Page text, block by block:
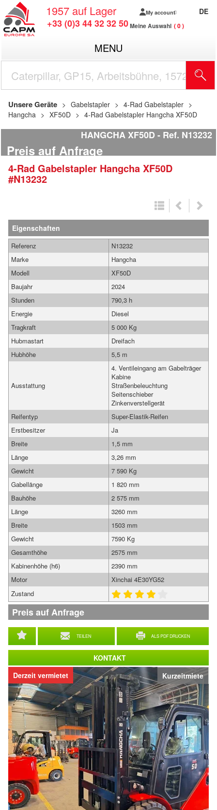
1957 auf Lager
+33 (0)3 44 32 32 50
My account
Meine Auswahl 0
DE
MENU
Unsere Geräte Gabelstapler
4-Rad Gabelstapler
Hangcha
XF50D 4-Rad Gabelstapler Hangcha XF50D
HANGCHA XF50D Ref. N13232
Preis auf Anfrage
4-Rad Gabelstapler Hangcha XF50D
#N13232
Kurzeitmiete
Derzeit vermietet
Eigenschaften
TEILEN ALS PDF DRUCKEN
Referenz
N13232
Marke
Hangcha
Modell
XF50D
Baujahr
2024
Stunden
790,3 h
Energie
Diesel
Tragkraft
5 000 Kg
Hubmastart
Dreifach
Hubhöhe
5,5 m
Ausstattung
4. Ventileingang am Gabelträger
Kabine
Straßenbeleuchtung
Seitenschieber
Zinkenverstellgerät
Reifentyp
Super-Elastik-Reifen
Erstbesitzer
Ja
Breite
1,5 mm
Länge
3,26 mm
Gewicht
7 590 Kg
Gabellänge
1 820 mm
Bauhöhe
2 575 mm
Länge
3260 mm
Breite
1503 mm
Gewicht
7590 Kg
Gesamthöhe
2575 mm
Kabinenhöhe (h6)
2390 mm
Motor
Xinchai 4E30YG52
Zustand
Preis auf Anfrage
KONTAKT